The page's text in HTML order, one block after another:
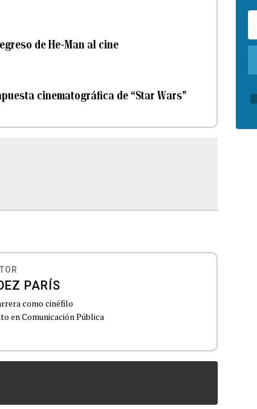
de He-Man al cine
cinematográfica de “Star Wars”
PARÍS
como cinéfilo
en Comunicación Pública